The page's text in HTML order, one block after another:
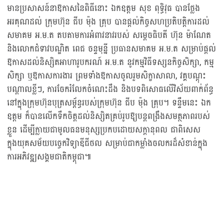
មានប្រសាសន៍នាឱកាសនៃពិធីនោះ ឯកឧត្តម សុខ ពុទ្ធិវុធ បានថ្លែង
អរគុណដល់ ក្រុមហ៊ុន ជីប ម៉ុង គ្រុប បានផ្តល់កិច្ចសហប្រតិបត្តិការដល់
សមាគម អ.ម.ត តបតាមការអំពាវនាវរបស់ សម្តេចធិបតី ហ៊ុន ម៉ាណែត
និងលោកជំទាវបណ្ឌិត ពេជ ចន្ទមុន្នី ប្រធានសមាគម អ.ម.ត សម្រាប់ផ្តល់
ឱកាសដល់និស្សិតអាហារូបករណ៍ អ.ម.ត នូវកម្មវិធីទស្សនកិច្ចសិក្សា, កម្ម
សិក្សា ឬឱកាសការងារ ព្រមទាំងឱកាសចូលរួមសិក្ខាសាលា, វគ្គបណ្តុះ
បណ្តាលខ្លីៗ, ការចែករំលែកចំណេះដឹង និងបទពិសោធលើវិស័យពាក់ព័ន្ធ
នៅក្នុងក្រុមហ៊ុនបុត្រសម្ព័ន្ធរបស់ក្រុមហ៊ុន ជីប ម៉ុង គ្រុប។ ទន្ទឹមនេះ ឯក
ឧត្តម ក៏បានលើកទឹកចិត្តដល់និស្សិតគ្រប់រូបឱ្យបន្តពង្រឹងសមត្ថភាពរបស់
ខ្លួន ដើម្បីក្លាយជាមូលធនមនុស្សប្រកបដោយសក្តានុពល ជាពិសេស
ក្នុងយុគសម័យបច្ចេកវិទ្យាឌីជីថល សម្រាប់ជាកម្លាំងចលករដ៏សំខាន់ក្នុង
ការអភិវឌ្ឍសង្គមជាតិកម្ពុជា៕